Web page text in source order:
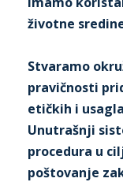
životne
Stvaramo
pravičnosti
etičkih i
Unutrašnji
procedura u
poštovanje